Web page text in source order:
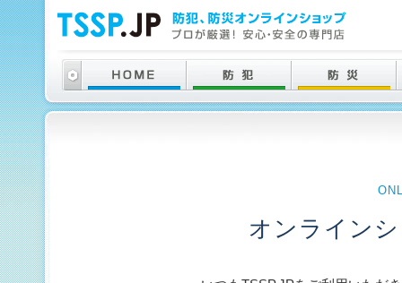
オンライン